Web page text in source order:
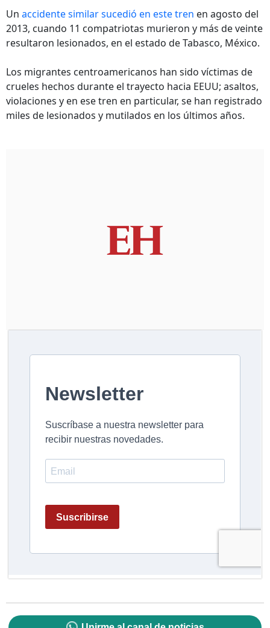
Un accidente similar sucedió en este tren en agosto del
2013, cuando 11 compatriotas murieron y más de veinte
resultaron lesionados, en el estado de Tabasco, México.
Los migrantes centroamericanos han sido víctimas de
crueles hechos durante el trayecto hacia EEUU; asaltos,
violaciones y en ese tren en particular, se han registrado
miles de lesionados y mutilados en los últimos años.